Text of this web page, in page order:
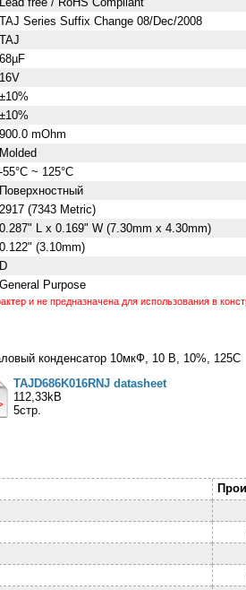
TAJ Series Suffix Change 08/Dec/2008
TAJ
68µF
16V
±10%
±10%
900.0 mOhm
Molded
-55°C ~ 125°C
Поверхностный
2917 (7343 Metric)
0.287" L x 0.169" W (7.30mm x 4.30mm)
0.122" (3.10mm)
D
General Purpose
и не предназначена для использования в
конденсатор 10мкФ, 10 В, 10%, 125С
TAJD686K016RNJ datasheet
112,33kB
5стр.